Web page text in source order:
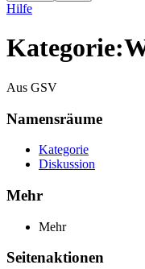
Hilfe
Kategorie:
Aus GSV
Namensräume
Kategorie
Diskussion
Mehr
Mehr
Seitenaktionen